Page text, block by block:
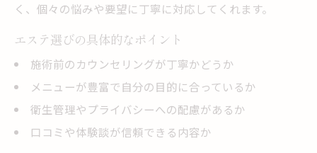
く、個々の悩みや要望に丁寧に対応してくれます。
エステ選びの具体的なポイント
施術前のカウンセリングが丁寧かどうか
メニューが豊富で自分の目的に合っているか
衛生管理やプライバシーへの配慮があるか
口コミや体験談が信頼できる内容か